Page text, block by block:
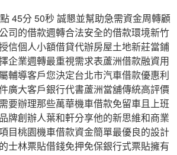
45分 50秒 誠懇並幫助急需資金周轉顧
司的借款週轉合法安全的借款環境新竹
信個人小額借貸代辦房屋土地新莊當鋪
企業週轉最重視需求表蘆洲借款融資用
輔導客戶您決定台北市汽車借款優惠利
廣大客戶銀行代書蘆洲當舖傳統高評價
要辦理那些萬華機車借款免留車且上班
牌創辦人葉和軒分享他的新思維和商業
目桃園機車借款資金簡單最優良的設計
士林票貼借錢免押免保銀行式票貼擁有